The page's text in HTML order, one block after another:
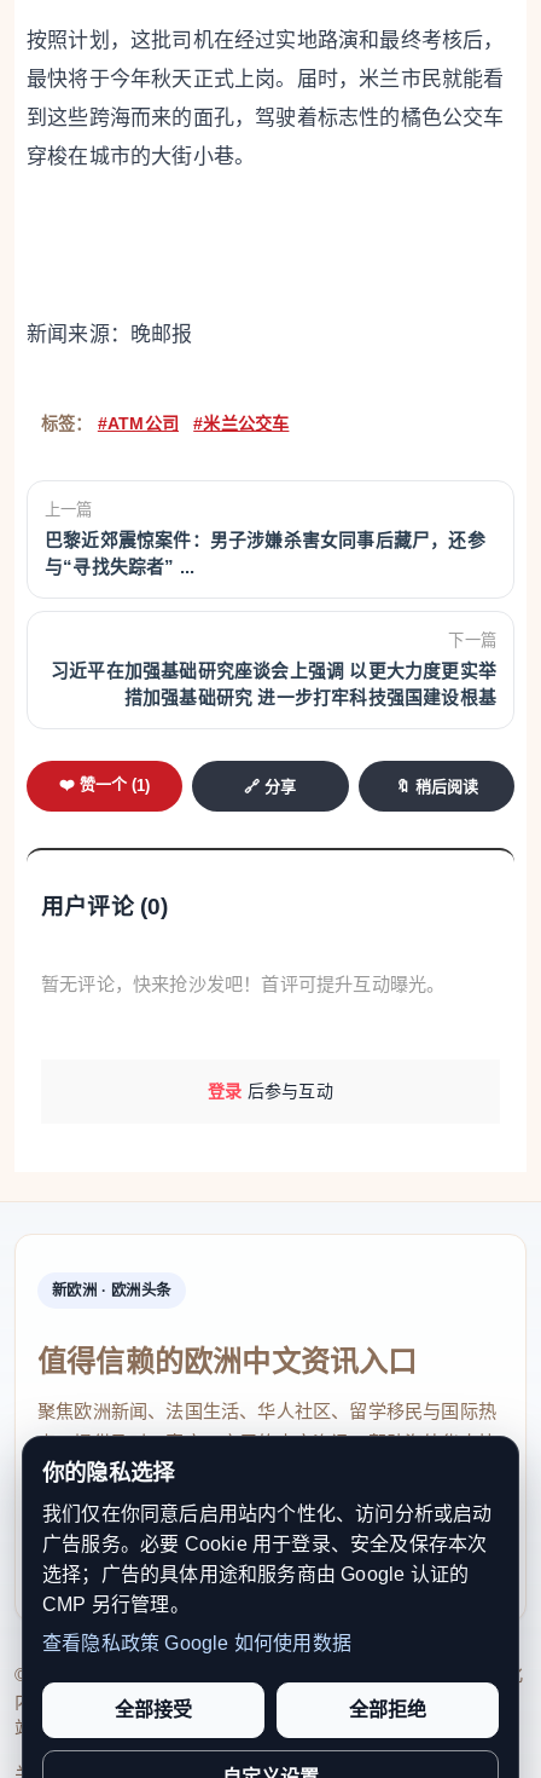
按照计划，这批司机在经过实地路演和最终考核后，
最快将于今年秋天正式上岗。届时，米兰市民就能看
到这些跨海而来的面孔，驾驶着标志性的橘色公交车
穿梭在城市的大街小巷。
新闻来源：晚邮报
标签： #ATM公司 #米兰公交车
上一篇
巴黎近郊震惊案件：男子涉嫌杀害女同事后藏尸，还参
与“寻找失踪者” ...
下一篇
习近平在加强基础研究座谈会上强调 以更大力度更实举
措加强基础研究 进一步打牢科技强国建设根基
❤️ 赞一个 (1) 🔗 分享 🔖 稍后阅读
用户评论 (0)
暂无评论，快来抢沙发吧！首评可提升互动曝光。
登录 后参与互动
新欧洲 · 欧洲头条
值得信赖的欧洲中文资讯入口
聚焦欧洲新闻、法国生活、华人社区、留学移民与国际热
点，提供及时、真实、实用的中文资讯，帮助海外华人快
速了解欧洲动态。
contact@xinouzhou.com
服务支持、版权与合作：工作日优先处理站务、投稿与权
利通知
© 2026 新欧洲·欧洲头条. All Rights Reserved. 本网站持续优化
内容透明度、联系方式与用户权利说明，以提升品牌信任感和
站点完整度。
关于我们 编辑规范日期归档隐私政策
你的隐私选择
我们仅在你同意后启用站内个性化、访问分析或启动
广告服务。必要 Cookie 用于登录、安全及保存本次
选择；广告的具体用途和服务商由 Google 认证的
CMP 另行管理。
查看隐私政策 Google 如何使用数据
全部接受 全部拒绝